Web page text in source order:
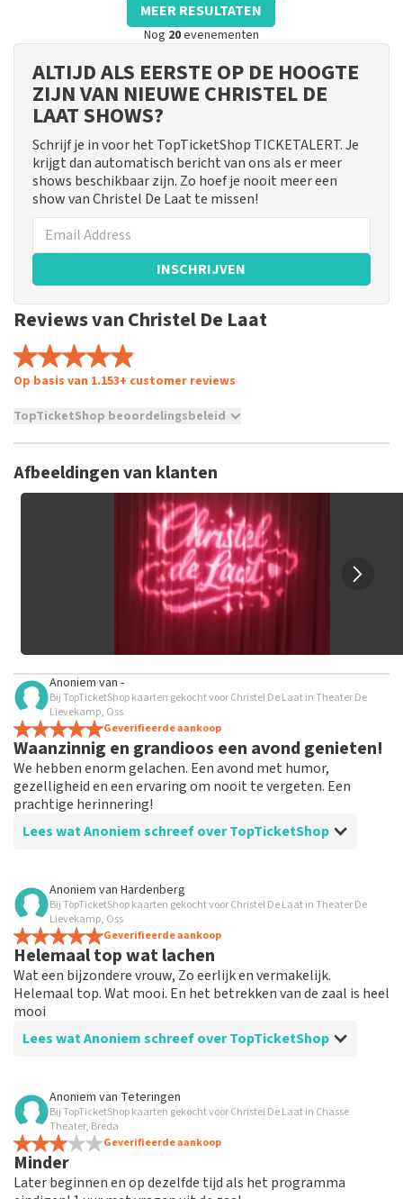
MEER RESULTATEN
Nog 20evenementen
ALTIJD ALS EERSTE OP DE HOOGTE
ZIJN VAN NIEUWE CHRISTEL DE
LAAT SHOWS?
Schrijf je in voor het TopTicketShop TICKETALERT. Je
krijgt dan automatisch bericht van ons als er meer
shows beschikbaar zijn. Zo hoef je nooit meer een
show van Christel De Laat te missen!
INSCHRIJVEN
Reviews van Christel De Laat
Op basis van 1.153+ customer reviews
TopTicketShop beoordelingsbeleid
niet mogelijk om een review achter te laten als je geen
tickets hebt aangeschaft bij TopTicketShop. Reviews met
grof taalgebruik en/of onwaarheden worden niet geplaatst.
Het kan enkele weken duren voordat een review wordt
Afbeeldingen van klanten
Anoniem van -
Bij TopTicketShop kaarten gekocht voor Christel De Laat in Theater De
Lievekamp, Oss
Geverifieerde aankoop
Waanzinnig en grandioos een avond genieten!
We hebben enorm gelachen. Een avond met humor,
gezelligheid en een ervaring om nooit te vergeten. Een
prachtige herinnering!
Lees wat Anoniem schreef over TopTicketShop
Beoordeling van Anoniem over
Meedenken aardige medewerker
Het was een empathische en meedenkende
medewerker die hard zijn best heeft gedaan voor goede
kaarten te regelen.
Anoniem van Hardenberg
Bij TopTicketShop kaarten gekocht voor Christel De Laat in Theater De
Lievekamp, Oss
Geverifieerde aankoop
Helemaal top wat lachen
Wat een bijzondere vrouw, Zo eerlijk en vermakelijk.
Helemaal top. Wat mooi. En het betrekken van de zaal is heel
mooi
Lees wat Anoniem schreef over TopTicketShop
Beoordeling van Anoniem over
Was prima
Was top geregeld. prima en de kaarten mooi op tijd
Anoniem van Teteringen
Bij TopTicketShop kaarten gekocht voor Christel De Laat in Chasse
Theater, Breda
Geverifieerde aankoop
Minder
Later beginnen en op dezelfde tijd als het programma